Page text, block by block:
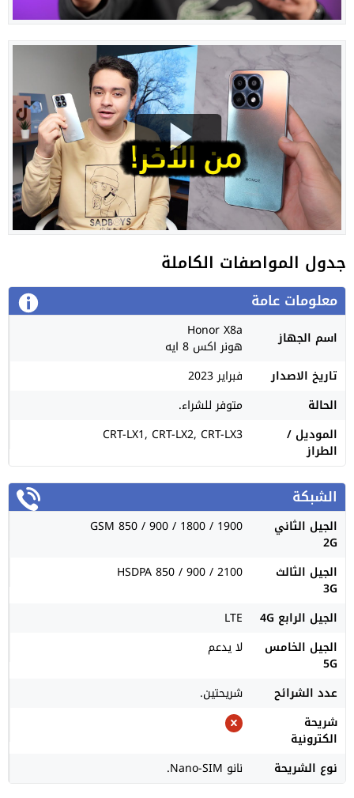
جدول المواصفات الكاملة
معلومات عامة
اسم الجهاز Honor X8a
هونر اكس 8 ايه
تاريخ الاصدار
فبراير 2023
الحالة
متوفر للشراء.
الموديل /
الطراز
CRT-LX1, CRT-LX2, CRT-LX3
الشبكة
الجيل الثاني
2G
GSM 850 / 900 / 1800 / 1900
الجيل الثالث
3G
HSDPA 850 / 900 / 2100
الجيل الرابع 4G
LTE
الجيل الخامس
5G
لا يدعم
عدد الشرائح
شريحتين.
شريحة
الكترونية
نوع الشريحة
نانو Nano-SIM.